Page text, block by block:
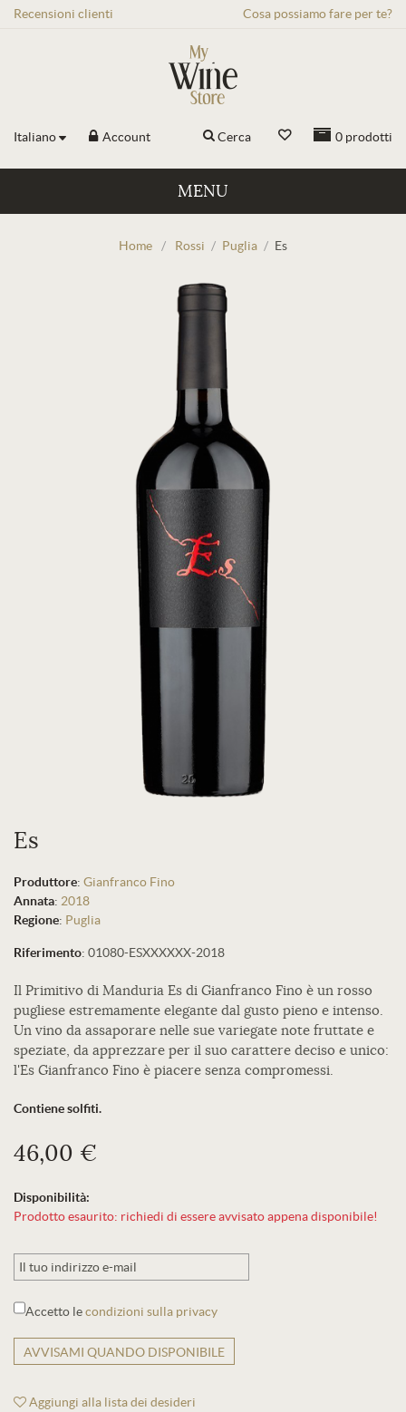
Recensioni clienti Cosa possiamo fare per te?
Italiano Account 0 prodotti
Cerca
MENU
Home / Rossi / Puglia / Es
Es
Produttore: Gianfranco Fino
Annata: 2018
Regione: Puglia
Riferimento: 01080-ESXXXXXX-2018
Il Primitivo di Manduria Es di Gianfranco Fino è un rosso
pugliese estremamente elegante dal gusto pieno e intenso.
Un vino da assaporare nelle sue variegate note fruttate e
speziate, da apprezzare per il suo carattere deciso e unico:
l'Es Gianfranco Fino è piacere senza compromessi.
Contiene solfiti.
46,00 €
Disponibilità:
Prodotto esaurito: richiedi di essere avvisato appena disponibile!
Accetto lecondizioni sulla privacy
AVVISAMI QUANDO DISPONIBILE
Aggiungi alla lista dei desideri